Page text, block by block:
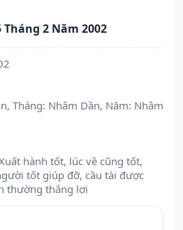
2 Năm 2002
Tháng: Nhâm Dần, Năm: Nhâm
hành tốt, lúc về cũng tốt,
tốt giúp đỡ, cầu tài được
thường thắng lợi